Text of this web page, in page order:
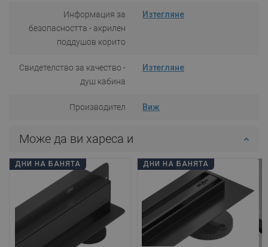
Информация за
безопасността - акрилен
поддушов корито
Изтегляне
Свидетелство за качество -
душ кабина
Изтегляне
Производител Виж
Може да ви хареса и
ДНИ НА БАНЯТА ДНИ НА БАНЯТА